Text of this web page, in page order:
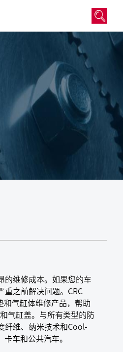
的维修成本。如果您的车
之前解决问题。CRC
气缸体维修产品，帮助
气缸盖。与所有类型的防
纤维、纳米技术和Cool-
车和公共汽车。